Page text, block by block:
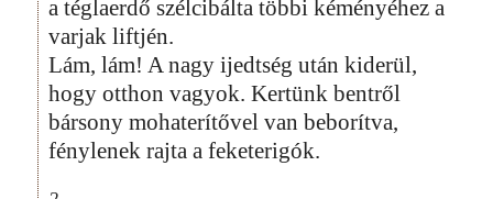
a téglaerdő szélcibálta többi kéményéhez a
varjak liftjén.
Lám, lám! A nagy ijedtség után kiderül,
hogy otthon vagyok. Kertünk bentről
bársony mohaterítővel van beborítva,
fénylenek rajta a feketerigók.